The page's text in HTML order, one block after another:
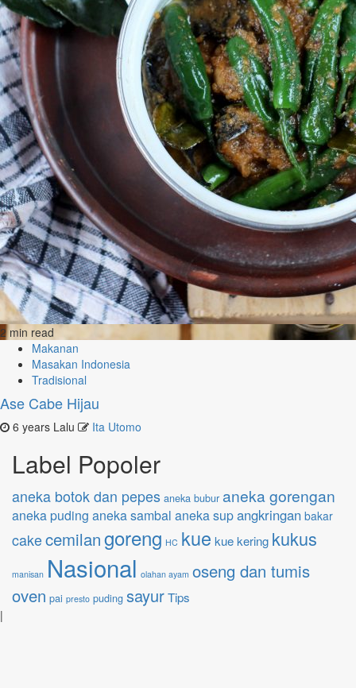
2 min read
Makanan
Masakan Indonesia
Tradisional
Ase Cabe Hijau
6 years Lalu Ita Utomo
Label Popoler
aneka botok dan pepes aneka bubur aneka gorengan
aneka puding aneka sambal aneka supangkringan bakar
cake cemilangoreng HC kue kue kering kukus
manisan Nasional olahan ayam oseng dan tumis
oven pai presto puding sayurTips
|